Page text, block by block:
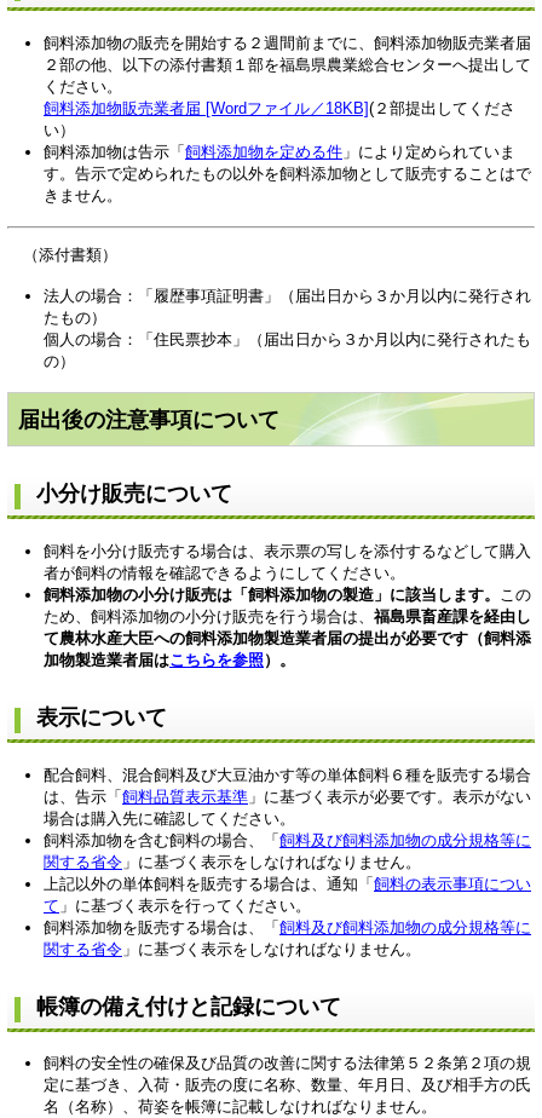
飼料添加物の販売を開始する２週間前までに、飼料添加物販売業者届
２部の他、以下の添付書類１部を福島県農業総合センターへ提出して
ください。
飼料添加物販売業者届 [Wordファイル／18KB](２部提出してくださ
い）
飼料添加物は告示「 飼料添加物を定める件 」により定められていま
す。告示で定められたもの以外を飼料添加物として販売することはで
きません。
（添付書類）
法人の場合：「履歴事項証明書」（届出日から３か月以内に発行され
たもの）
個人の場合：「住民票抄本」（届出日から３か月以内に発行されたも
の）
届出後の注意事項について
小分け販売について
飼料を小分け販売する場合は、表示票の写しを添付するなどして購入
者が飼料の情報を確認できるようにしてください。
飼料添加物の小分け販売は「飼料添加物の製造」に該当します。 この
ため、飼料添加物の小分け販売を行う場合は、 福島県畜産課を経由し
て農林水産大臣への飼料添加物製造業者届の提出が必要です（飼料添
加物製造業者届はこちらを参照 ）。
表示について
配合飼料、混合飼料及び大豆油かす等の単体飼料６種を販売する場合
は、告示「飼料品質表示基準 」に基づく表示が必要です。表示がない
場合は購入先に確認してください。
飼料添加物を含む飼料の場合、「飼料及び飼料添加物の成分規格等に
関する省令 」に基づく表示をしなければなりません。
上記以外の単体飼料を販売する場合は、通知「飼料の表示事項につい
て 」に基づく表示を行ってください。
飼料添加物を販売する場合は、「飼料及び飼料添加物の成分規格等に
関する省令 」に基づく表示をしなければなりません。
帳簿の備え付けと記録について
飼料の安全性の確保及び品質の改善に関する法律第５２条第２項の規
定に基づき、入荷・販売の度に名称、数量、年月日、及び相手方の氏
名（名称）、荷姿を帳簿に記載しなければなりません。